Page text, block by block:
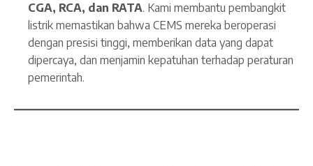
CGA, RCA, dan RATA. Kami membantu pembangkit
listrik memastikan bahwa CEMS mereka beroperasi
dengan presisi tinggi, memberikan data yang dapat
dipercaya, dan menjamin kepatuhan terhadap peraturan
pemerintah.